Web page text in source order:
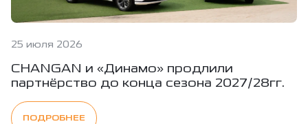
25 июля 2026
CHANGAN и «Динамо» продлили
партнёрство до конца сезона 2027/28гг.
ПОДРОБНЕЕ